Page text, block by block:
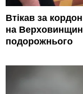
Втікав за
на
подорожнього